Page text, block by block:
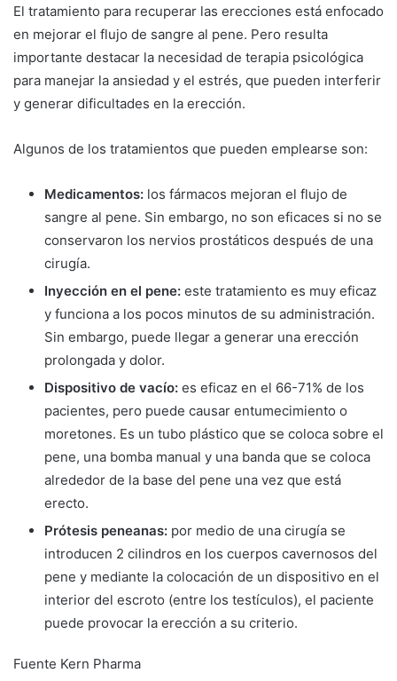
El tratamiento para recuperar las erecciones está enfocado
en mejorar el flujo de sangre al pene. Pero resulta
importante destacar la necesidad de terapia psicológica
para manejar la ansiedad y el estrés, que pueden interferir
y generar dificultades en la erección.
Algunos de los tratamientos que pueden emplearse son:
Medicamentos: los fármacos mejoran el flujo de
sangre al pene. Sin embargo, no son eficaces si no se
conservaron los nervios prostáticos después de una
cirugía.
Inyección en el pene: este tratamiento es muy eficaz
y funciona a los pocos minutos de su administración.
Sin embargo, puede llegar a generar una erección
prolongada y dolor.
Dispositivo de vacío: es eficaz en el 66-71% de los
pacientes, pero puede causar entumecimiento o
moretones. Es un tubo plástico que se coloca sobre el
pene, una bomba manual y una banda que se coloca
alrededor de la base del pene una vez que está
erecto.
Prótesis peneanas: por medio de una cirugía se
introducen 2 cilindros en los cuerpos cavernosos del
pene y mediante la colocación de un dispositivo en el
interior del escroto (entre los testículos), el paciente
puede provocar la erección a su criterio.
Fuente Kern Pharma